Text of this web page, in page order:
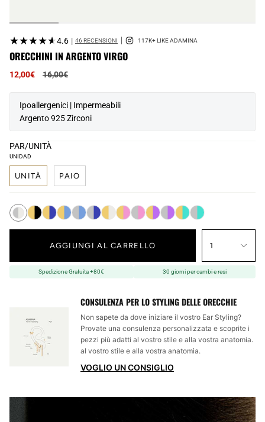
★★★★★
★★★★★4.6 | 46 RECENSIONI
ORECCHINI IN ARGENTO VIRGO
12,00€
Prezzo
16,00€
Ipoallergenici | Impermeabili
Argento 925 Zirconi
PAR/UNITÀ
UNIDAD
UNITÀ PAIO
1
AGGIUNGI AL CARRELLO
Spedizione Gratuita +80€ 30 giorni per cambi e resi
CONSULENZA PER LO STYLING DELLE ORECCHIE
Non sapete da dove iniziare il vostro Ear Styling?
Provate una consulenza personalizzata e scoprite i
pezzi più adatti al vostro stile e alla vostra anatomia.
al vostro stile e alla vostra anatomia.
VOGLIO UN CONSIGLIO